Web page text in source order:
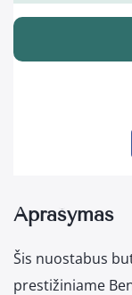
Aprašymas
Šis nuostabus
prestižiniame